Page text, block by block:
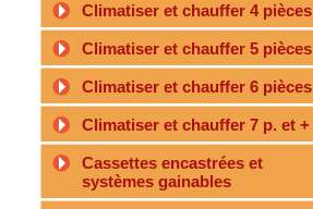
Climatiser et chauffer 4 pièces
Climatiser et chauffer 5 pièces
Climatiser et chauffer 6 pièces
Climatiser et chauffer 7 p. et +
Cassettes encastrées et
systèmes gainables